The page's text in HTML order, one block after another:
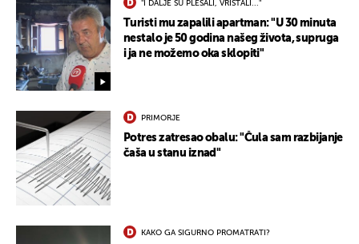
"I DALJE SU PLESALI, VRIŠTALI..."
Turisti mu zapalili apartman: "U 30 minuta
nestalo je 50 godina našeg života, supruga
i ja ne možemo oka sklopiti"
PRIMORJE
Potres zatresao obalu: "Čula sam razbijanje
čaša u stanu iznad"
KAKO GA SIGURNO PROMATRATI?
UKLJUČITE NOTIFIKACIJE